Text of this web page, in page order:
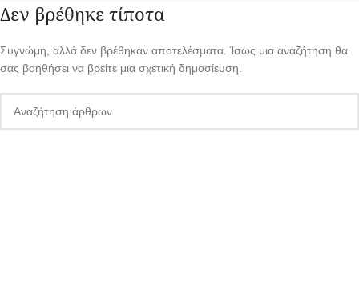
Δεν βρέθηκε τίποτα
Συγνώμη, αλλά δεν βρέθηκαν αποτελέσματα. Ίσως μια αναζήτηση θα
σας βοηθήσει να βρείτε μια σχετική δημοσίευση.